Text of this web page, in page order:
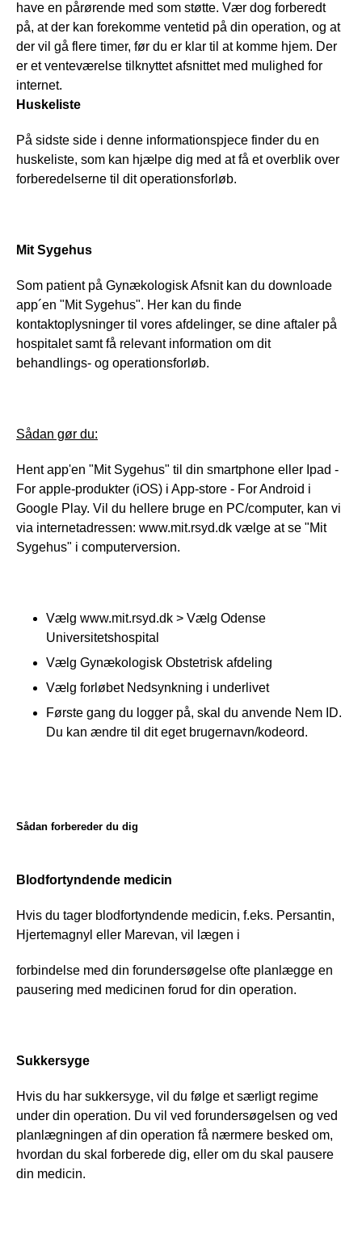
have en pårørende med som støtte. Vær dog forberedt
på, at der kan forekomme ventetid på din operation, og at
der vil gå flere timer, før du er klar til at komme hjem. Der
er et venteværelse tilknyttet afsnittet med mulighed for
internet.
Huskeliste
På sidste side i denne informationspjece finder du en
huskeliste, som kan hjælpe dig med at få et overblik over
forberedelserne til dit operationsforløb.
Mit Sygehus
Som patient på Gynækologisk Afsnit kan du downloade
app´en "Mit Sygehus". Her kan du finde
kontaktoplysninger til vores afdelinger, se dine aftaler på
hospitalet samt få relevant information om dit
behandlings- og operationsforløb.
Sådan gør du:
Hent app'en "Mit Sygehus" til din smartphone eller Ipad -
For apple-produkter (iOS) i App-store - For Android i
Google Play. Vil du hellere bruge en PC/computer, kan vi
via internetadressen: www.mit.rsyd.dk vælge at se "Mit
Sygehus" i computerversion.
Vælg www.mit.rsyd.dk > Vælg Odense
Universitetshospital
Vælg Gynækologisk Obstetrisk afdeling
Vælg forløbet Nedsynkning i underlivet
Første gang du logger på, skal du anvende Nem ID.
Du kan ændre til dit eget brugernavn/kodeord.
Sådan forbereder du dig
Blodfortyndende medicin
Hvis du tager blodfortyndende medicin, f.eks. Persantin,
Hjertemagnyl eller Marevan, vil lægen i
forbindelse med din forundersøgelse ofte planlægge en
pausering med medicinen forud for din operation.
Sukkersyge
Hvis du har sukkersyge, vil du følge et særligt regime
under din operation. Du vil ved forundersøgelsen og ved
planlægningen af din operation få nærmere besked om,
hvordan du skal forberede dig, eller om du skal pausere
din medicin.